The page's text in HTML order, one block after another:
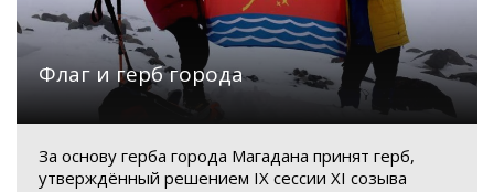
Флаг и герб города
За основу герба города Магадана принят герб,
утверждённый решением IX сессии XI созыва